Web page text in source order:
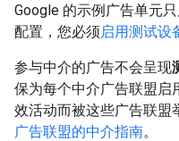
Google 的示例广告单元
配置，您必须启用测试设
参与中介的广告不会呈现
保为每个中介广告联盟启
效活动而被这些广告联盟
广告联盟的中介指南。